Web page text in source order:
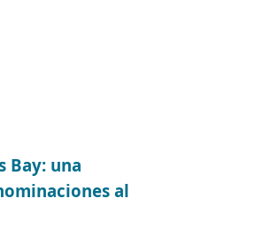
Bay: una
al